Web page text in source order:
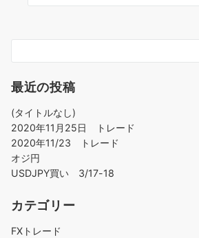
最近の投稿
(タイトルなし)
2020年11月25日 トレード
2020年11/23 トレード
オジ円
USDJPY買い 3/17-18
カテゴリー
FXトレード